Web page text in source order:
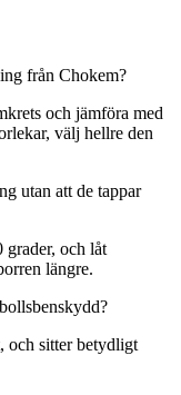
från Chokem?
och jämföra med
välj hellre den
utan att de tappar
grader, och låt
längre.
och sitter betydligt